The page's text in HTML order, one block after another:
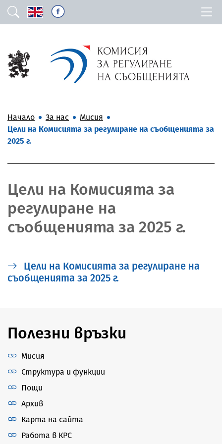
Начало За нас
Мисия
Цели на Комисията за регулиране на съобщенията за
2025 г.
Цели на Комисията за
регулиране на
съобщенията за 2025 г.
Цели на Комисията за регулиране на
съобщенията за 2025 г.
Полезни връзки
Мисия
Структура и функции
Пощи
Архив
Карта на сайта
Работа в КРС